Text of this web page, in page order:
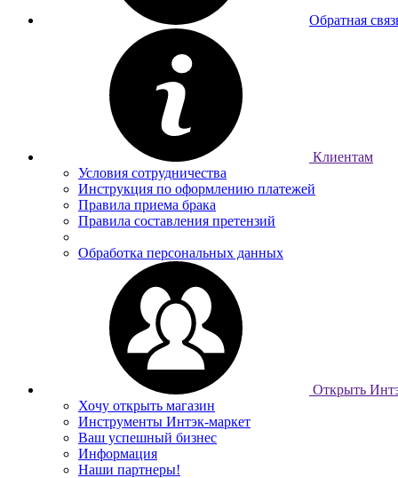
Обратная
Клиентам
Условия сотрудничества
Инструкция по оформлению платежей
Правила приема брака
Правила составления претензий
Обработка персональных данных
Открыть
Хочу открыть магазин
Инструменты Интэк-маркет
Ваш успешный бизнес
Информация
Наши партнеры!